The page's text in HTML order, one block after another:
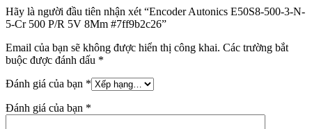
Hãy là người đầu tiên nhận xét “Encoder Autonics E50S8-500-3-N-
5-Cr 500 P/R 5V 8Mm #7ff9b2c26”
Email của bạn sẽ không được hiển thị công khai. Các trường bắt
buộc được đánh dấu *
Đánh giá của bạn *
Đánh giá của bạn *